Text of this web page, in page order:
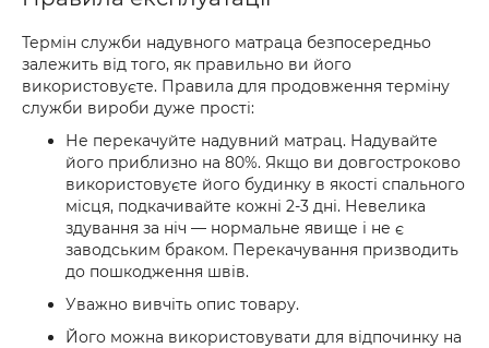
Термін служби надувного матраца безпосередньо
залежить від того, як правильно ви його
використовуєте. Правила для продовження терміну
служби вироби дуже прості:
Не перекачуйте надувний матрац. Надувайте
його приблизно на 80%. Якщо ви довгостроково
використовуєте його будинку в якості спального
місця, подкачивайте кожні 2-3 дні. Невелика
здування за ніч — нормальне явище і не є
заводським браком. Перекачування призводить
до пошкодження швів.
Уважно вивчіть опис товару.
Його можна використовувати для відпочинку на